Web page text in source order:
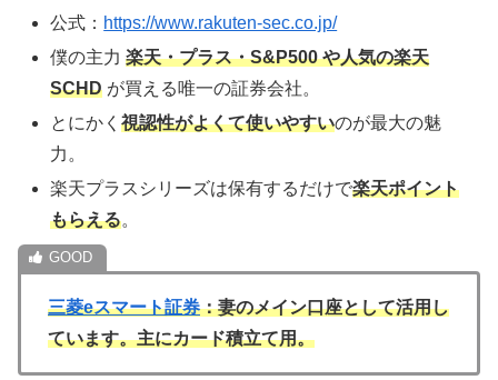
公式： https://www.rakuten-sec.co.jp/
僕の主力楽天・プラス・S&P500 や人気の楽天
SCHD が買える唯一の証券会社。
とにかく視認性がよくて使いやすいのが最大の魅
力。
楽天プラスシリーズは保有するだけで楽天ポイント
もらえる。
三菱eスマート証券：妻のメイン口座として活用し
ています。主にカード積立て用。